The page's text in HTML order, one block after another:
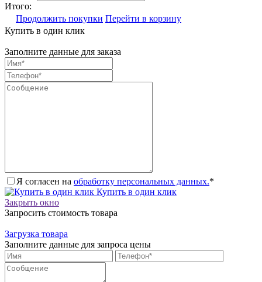
Итого:
Продолжить покупки Перейти в корзину
Купить в один клик
Заполните данные для заказа
Я согласен на обработку персональных данных.*
Купить в один клик
Закрыть окно
Запросить стоимость товара
Загрузка товара
Заполните данные для запроса цены